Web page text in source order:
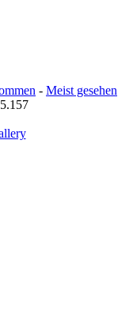
- Meist gesehen